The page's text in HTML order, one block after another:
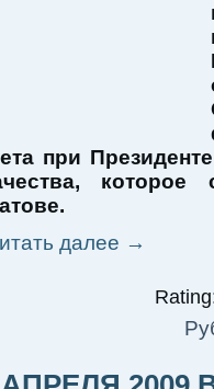
при
далее →